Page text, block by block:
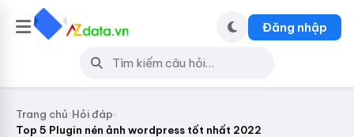
Đăng nhập
Trang chủ›Hỏi đáp›
Top 5 Plugin nén ảnh wordpress tốt nhất 2022